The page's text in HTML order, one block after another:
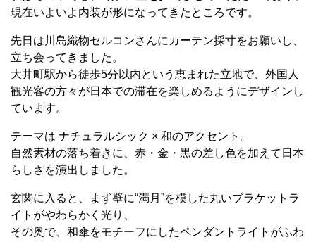
現在いよいよ内装が形になってきたところです。
先日は川島織物セルコンさんにカーテン採寸をお願いし、
立ち会ってきました。
大井町駅から徒歩5分以内という恵まれた立地で、外国人
観光客の方々が日本での滞在を楽しめるようにデザインし
ています。
テーマは ナチュラルシック × 和のアクセント。
自然素材の落ち着きに、赤・金・黒の差し色を加えて日本
らしさを演出しました。
玄関に入ると、まず壁に“満月”を模した丸いブラケットラ
イトがやわらかく光り、
その奥で、和傘をモチーフにしたペンダントライトがふわ